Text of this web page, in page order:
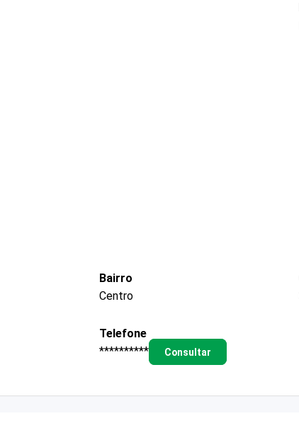
Bairro
Centro
Telefone
**********
Consultar